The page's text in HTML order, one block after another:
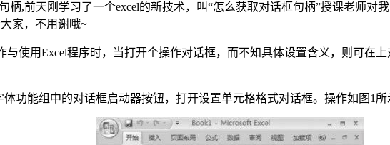
柄,前天刚学习了一个excel的新技术，叫“怎么获取对话框句柄”授课老师对
家，不用谢哦~
与使用Excel程序时，当打开个操作对话框，而不知具体设置含义，则可在
功能组中的对话框启动器按钮，打开设置单元格格式对话框。操作如图1所